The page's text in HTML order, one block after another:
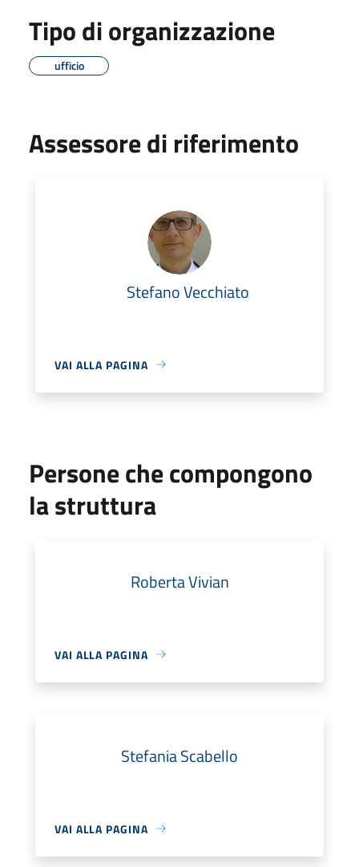
Tipo di organizzazione
ufficio
Assessore di riferimento
Stefano Vecchiato
VAI ALLA PAGINA
Persone che compongono
la struttura
Roberta Vivian
VAI ALLA PAGINA
Stefania Scabello
VAI ALLA PAGINA